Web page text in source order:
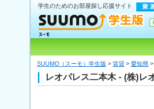
学生のためのお部屋探し応援サイト
SUUMO（スーモ）学生版 > 賃貸 > 愛知県
レオパレス二本木 - (株)レ